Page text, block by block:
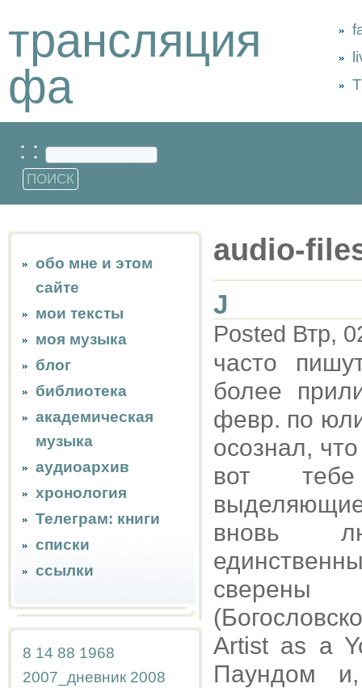
трансляция
фа
: :
обо мне и этом
сайте
мои тексты
моя музыка
блог
библиотека
академическая
музыка
аудиоархив
хронология
Телеграм: книги
списки
ссылки
8 14 88 1968
2007_дневник 2008
audio-
J
Posted Втр,
часто
более
февр. по
осознал,
вот
вновь
сверены
Artist as a
Паундом